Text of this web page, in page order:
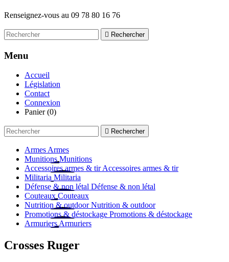
Renseignez-vous au 09 78 80 16 76
 Rechercher
Menu
Accueil
Législation
Contact
Connexion
Panier (0)
 Rechercher
Armes Armes
Munitions Munitions
Accessoires armes & tir Accessoires armes & tir
Militaria Militaria
Défense & non létal Défense & non létal
Couteaux Couteaux
Nutrition & outdoor Nutrition & outdoor
Promotions & déstockage Promotions & déstockage
Armuriers Armuriers
Crosses Ruger